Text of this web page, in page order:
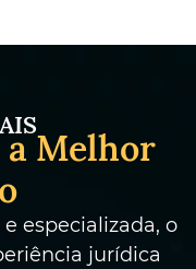
a Melhor
especializada, o
jurídica